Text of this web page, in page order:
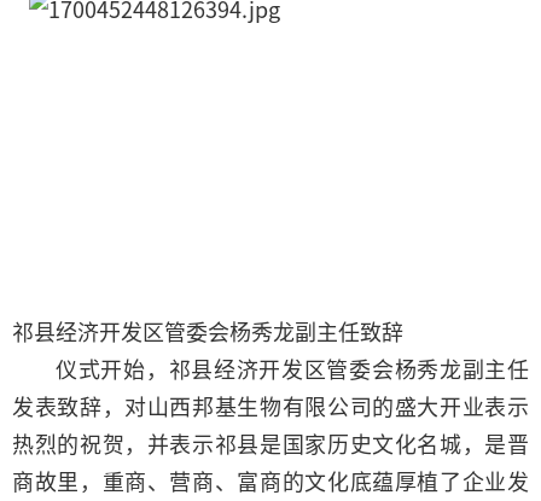
祁县经济开发区管委会杨秀龙副主任致辞
仪式开始，祁县经济开发区管委会杨秀龙副主任
发表致辞，对山西邦基生物有限公司的盛大开业表示
热烈的祝贺，并表示祁县是国家历史文化名城，是晋
商故里，重商、营商、富商的文化底蕴厚植了企业发